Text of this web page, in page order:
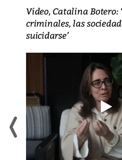
Video, Catalina Botero:
criminales, las
suicidarse’